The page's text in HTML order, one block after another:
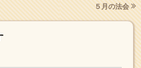
５月の法会